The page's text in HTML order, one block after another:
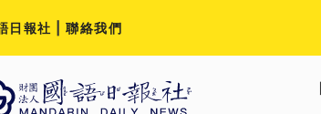
日報社 聯絡我們